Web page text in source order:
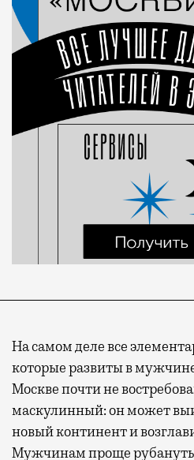
На самом деле все
которые развиты в
Москве почти не
маскулинный: он может
новый континент и
Мужчинам проще рубануть